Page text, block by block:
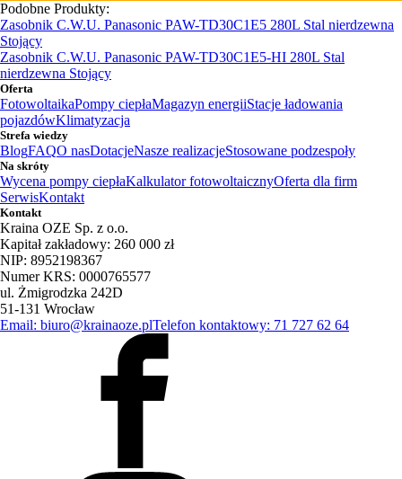
Podobne Produkty:
Zasobnik C.W.U. Panasonic PAW-TD30C1E5 280L Stal nierdzewna
Stojący
Zasobnik C.W.U. Panasonic PAW-TD30C1E5-HI 280L Stal
nierdzewna Stojący
Oferta
FotowoltaikaPompy ciepłaMagazyn energiiStacje ładowania
pojazdówKlimatyzacja
Strefa wiedzy
BlogFAQO nasDotacjeNasze realizacjeStosowane podzespoły
Na skróty
Wycena pompy ciepłaKalkulator fotowoltaicznyOferta dla firm
SerwisKontakt
Kontakt
Kraina OZE Sp. z o.o.
Kapitał zakładowy: 260 000 zł
NIP: 8952198367
Numer KRS: 0000765577
ul. Żmigrodzka 242D
51-131 Wrocław
Email: biuro@krainaoze.plTelefon kontaktowy: 71 727 62 64